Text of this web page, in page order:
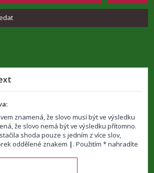
znamená, že slovo musí být ve výsledku
že slovo nemá být ve výsledku přítomno.
shoda pouze s jedním z více slov,
oddělené znakem | . Použitím * nahradíte